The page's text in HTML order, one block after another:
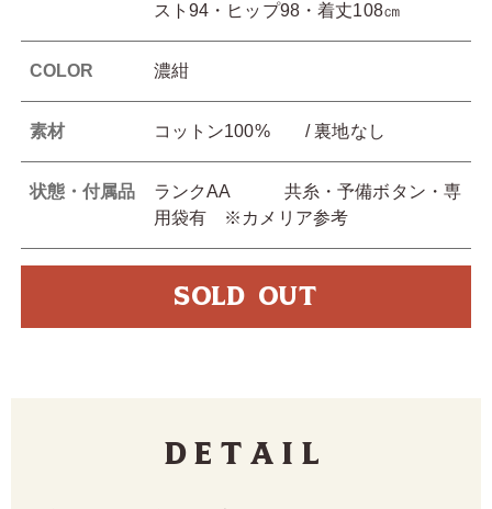
スト94・ヒップ98・着丈108㎝
COLOR 濃紺
素材 コットン100% / 裏地なし
状態・付属品
ランクAA 共糸・予備ボタン・専
用袋有 ※カメリア参考
SOLD OUT
Detail